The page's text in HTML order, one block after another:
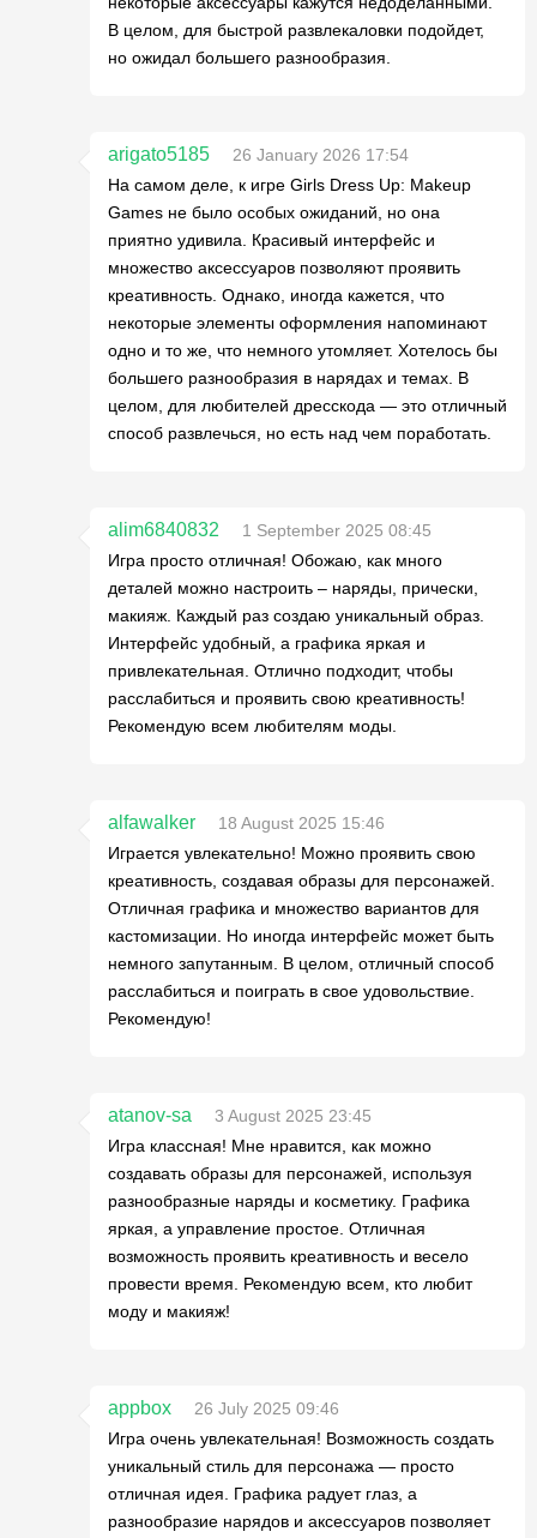
В целом, для быстрой развлекаловки подойдет,
но ожидал большего разнообразия.
arigato5185
26 January 2026 17:54
На самом деле, к игре Girls Dress Up: Makeup
Games не было особых ожиданий, но она
приятно удивила. Красивый интерфейс и
множество аксессуаров позволяют проявить
креативность. Однако, иногда кажется, что
некоторые элементы оформления напоминают
одно и то же, что немного утомляет. Хотелось бы
большего разнообразия в нарядах и темах. В
целом, для любителей дресскода — это отличный
способ развлечься, но есть над чем поработать.
alim6840832
1 September 2025 08:45
Игра просто отличная! Обожаю, как много
деталей можно настроить – наряды, прически,
макияж. Каждый раз создаю уникальный образ.
Интерфейс удобный, а графика яркая и
привлекательная. Отлично подходит, чтобы
расслабиться и проявить свою креативность!
Рекомендую всем любителям моды.
alfawalker
18 August 2025 15:46
Играется увлекательно! Можно проявить свою
креативность, создавая образы для персонажей.
Отличная графика и множество вариантов для
кастомизации. Но иногда интерфейс может быть
немного запутанным. В целом, отличный способ
расслабиться и поиграть в свое удовольствие.
Рекомендую!
atanov-sa
3 August 2025 23:45
Игра классная! Мне нравится, как можно
создавать образы для персонажей, используя
разнообразные наряды и косметику. Графика
яркая, а управление простое. Отличная
возможность проявить креативность и весело
провести время. Рекомендую всем, кто любит
моду и макияж!
appbox
26 July 2025 09:46
Игра очень увлекательная! Возможность создать
уникальный стиль для персонажа — просто
отличная идея. Графика радует глаз, а
разнообразие нарядов и аксессуаров позволяет